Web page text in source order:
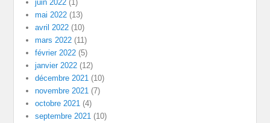
juin 2022 (1)
mai 2022 (13)
avril 2022 (10)
mars 2022 (11)
février 2022 (5)
janvier 2022 (12)
décembre 2021 (10)
novembre 2021 (7)
octobre 2021 (4)
septembre 2021 (10)